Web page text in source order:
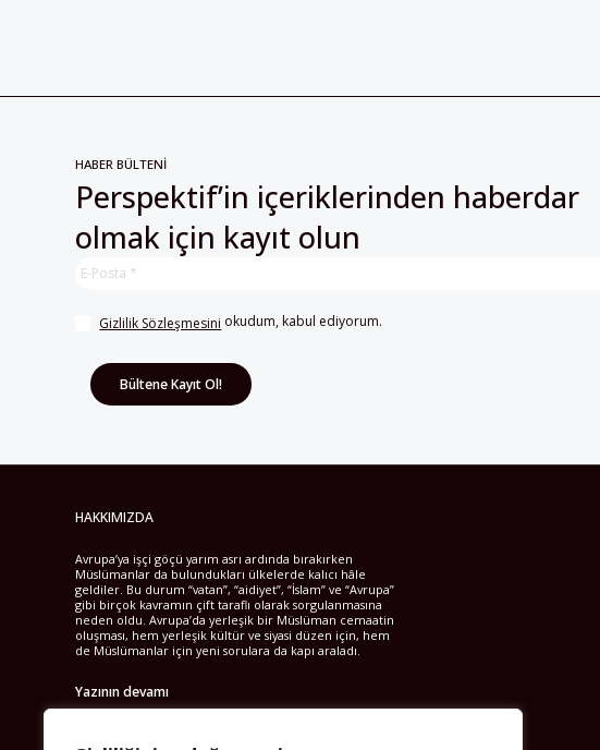
HABER BÜLTENİ
Perspektif’in içeriklerinden haberdar
olmak için kayıt olun
Gizlilik Sözleşmesini okudum, kabul ediyorum.
HAKKIMIZDA
Avrupa’ya işçi göçü yarım asrı ardında bırakırken
Müslümanlar da bulundukları ülkelerde kalıcı hâle
geldiler. Bu durum “vatan”, “aidiyet”, “İslam” ve “Avrupa”
gibi birçok kavramın çift taraflı olarak sorgulanmasına
neden oldu. Avrupa’da yerleşik bir Müslüman cemaatin
oluşması, hem yerleşik kültür ve siyasi düzen için, hem
de Müslümanlar için yeni sorulara da kapı araladı.
Yazının devamı